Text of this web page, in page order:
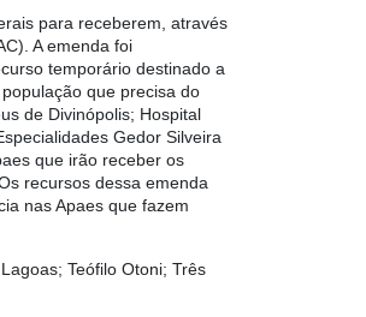
para receberem, através
A emenda foi
temporário destinado a
que precisa do
de Divinópolis; Hospital
Gedor Silveira
que irão receber os
recursos dessa emenda
nas Apaes que fazem
Teófilo Otoni; Três